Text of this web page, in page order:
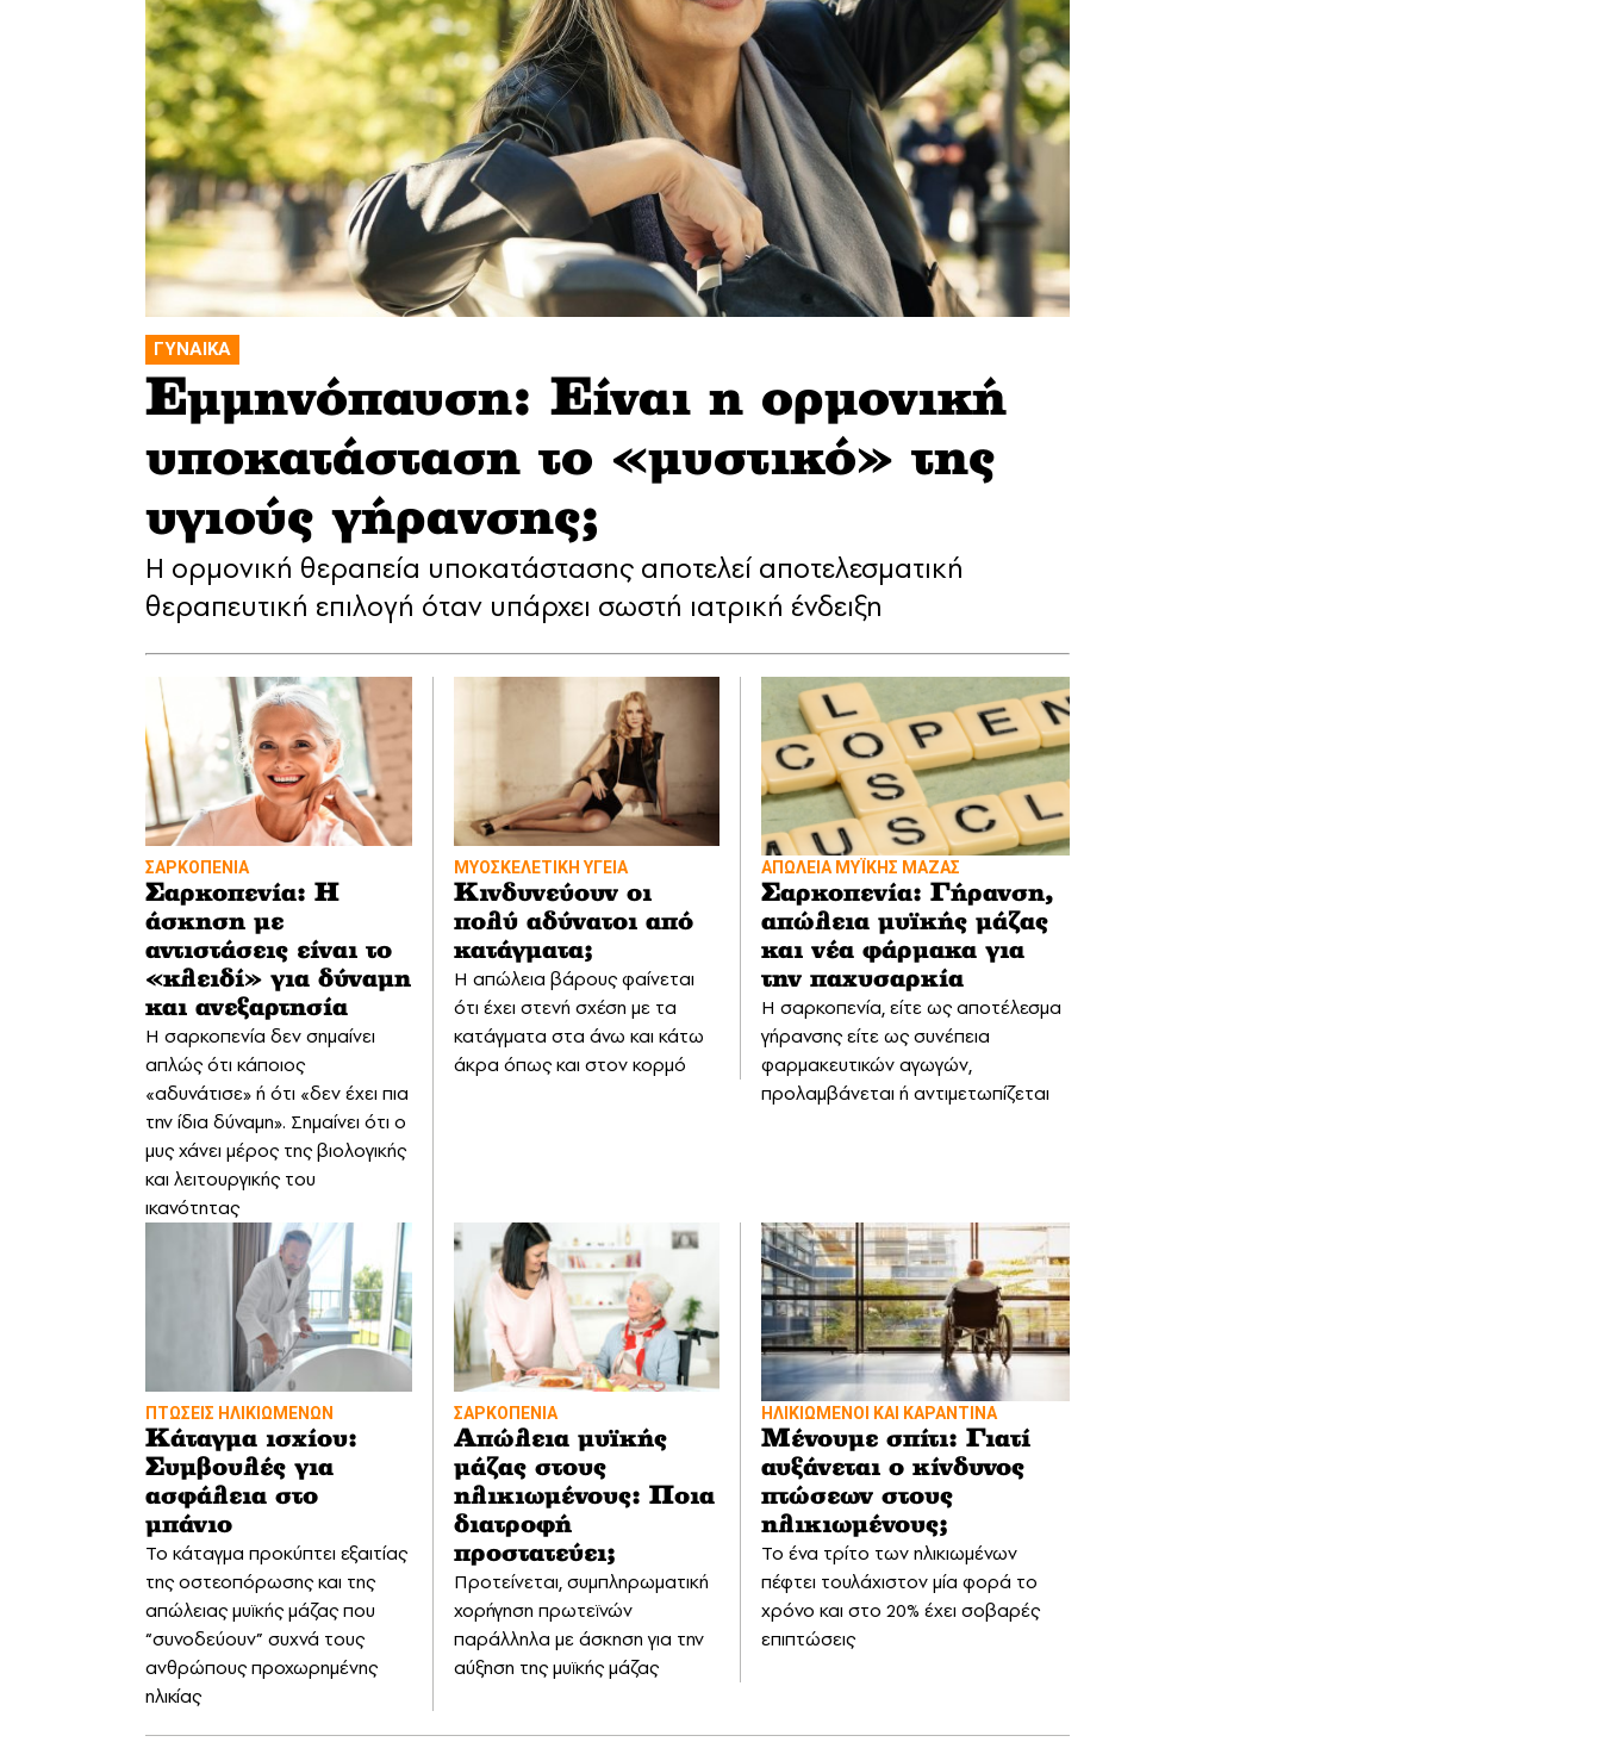
ΓΥΝΑΙΚΑ
Εμμηνόπαυση: Είναι η ορμονική
υποκατάσταση το «μυστικό» της
υγιούς γήρανσης;
Η ορμονική θεραπεία υποκατάστασης αποτελεί αποτελεσματική
θεραπευτική επιλογή όταν υπάρχει σωστή ιατρική ένδειξη
ΣΑΡΚΟΠΕΝΙΑ
Σαρκοπενία: Η
άσκηση με
αντιστάσεις είναι το
«κλειδί» για δύναμη
και ανεξαρτησία
Η σαρκοπενία δεν σημαίνει
απλώς ότι κάποιος
«αδυνάτισε» ή ότι «δεν έχει πια
την ίδια δύναμη». Σημαίνει ότι ο
μυς χάνει μέρος της βιολογικής
και λειτουργικής του
ικανότητας
ΜΥΟΣΚΕΛΕΤΙΚΗ ΥΓΕΙΑ
Κινδυνεύουν οι
πολύ αδύνατοι από
κατάγματα;
Η απώλεια βάρους φαίνεται
ότι έχει στενή σχέση με τα
κατάγματα στα άνω και κάτω
άκρα όπως και στον κορμό
ΑΠΩΛΕΙΑ ΜΥΪΚΗΣ ΜΑΖΑΣ
Σαρκοπενία: Γήρανση,
απώλεια μυϊκής μάζας
και νέα φάρμακα για
την παχυσαρκία
Η σαρκοπενία, είτε ως αποτέλεσμα
γήρανσης είτε ως συνέπεια
φαρμακευτικών αγωγών,
προλαμβάνεται ή αντιμετωπίζεται
ΠΤΩΣΕΙΣ ΗΛΙΚΙΩΜΕΝΩΝ
Κάταγμα ισχίου:
Συμβουλές για
ασφάλεια στο
μπάνιο
Το κάταγμα προκύπτει εξαιτίας
της οστεοπόρωσης και της
απώλειας μυϊκής μάζας που
“συνοδεύουν” συχνά τους
ανθρώπους προχωρημένης
ηλικίας
ΣΑΡΚΟΠΕΝΙΑ
Απώλεια μυϊκής
μάζας στους
ηλικιωμένους: Ποια
διατροφή
προστατεύει;
Προτείνεται, συμπληρωματική
χορήγηση πρωτεϊνών
παράλληλα με άσκηση για την
αύξηση της μυϊκής μάζας
ΗΛΙΚΙΩΜΕΝΟΙ ΚΑΙ ΚΑΡΑΝΤΙΝΑ
Μένουμε σπίτι: Γιατί
αυξάνεται ο κίνδυνος
πτώσεων στους
ηλικιωμένους;
Το ένα τρίτο των ηλικιωμένων
πέφτει τουλάχιστον μία φορά το
χρόνο και στο 20% έχει σοβαρές
επιπτώσεις